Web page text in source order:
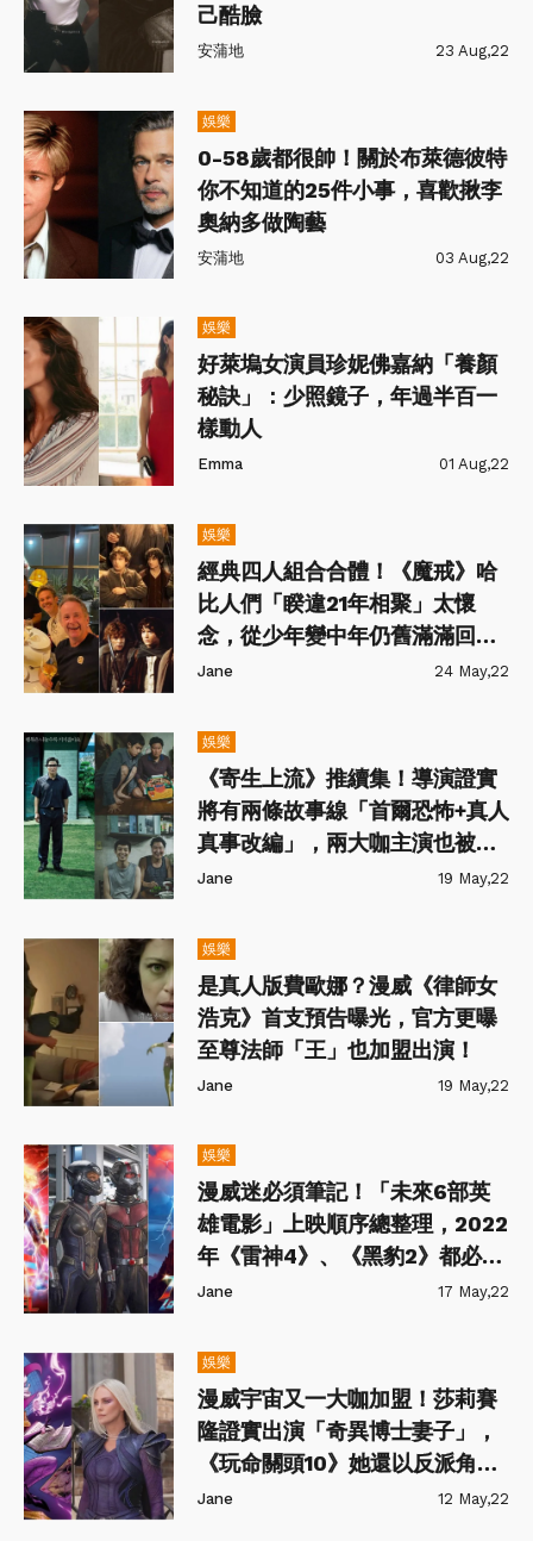
己酷臉
安蒲地 23 Aug,22
娛樂
0-58歲都很帥！關於布萊德彼特
你不知道的25件小事，喜歡揪李
奧納多做陶藝
安蒲地 03 Aug,22
娛樂
好萊塢女演員珍妮佛嘉納「養顏
秘訣」：少照鏡子，年過半百一
樣動人
Emma 01 Aug,22
娛樂
經典四人組合合體！《魔戒》哈
比人們「睽違21年相聚」太懷
念，從少年變中年仍舊滿滿回憶
殺！
Jane 24 May,22
娛樂
《寄生上流》推續集！導演證實
將有兩條故事線「首爾恐怖+真人
真事改編」，兩大咖主演也被揭
露！
Jane 19 May,22
娛樂
是真人版費歐娜？漫威《律師女
浩克》首支預告曝光，官方更曝
至尊法師「王」也加盟出演！
Jane 19 May,22
娛樂
漫威迷必須筆記！「未來6部英
雄電影」上映順序總整理，2022
年《雷神4》、《黑豹2》都必
看！
Jane 17 May,22
娛樂
漫威宇宙又一大咖加盟！莎莉賽
隆證實出演「奇異博士妻子」，
《玩命關頭10》她還以反派角回
歸！
Jane 12 May,22